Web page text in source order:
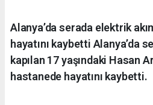
Alanya’da serada elektrik
hayatını kaybetti Alanya’da
kapılan 17 yaşındaki Hasan
hastanede hayatını kaybetti.